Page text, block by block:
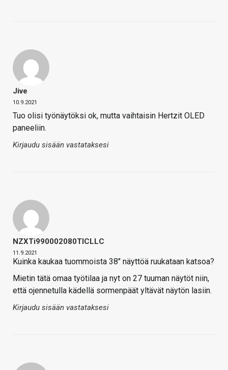
Jive
10.9.2021
Tuo olisi työnäytöksi ok, mutta vaihtaisin Hertzit OLED
paneeliin.
Kirjaudu sisään vastataksesi
NZXTi990002080TICLLC
11.9.2021
Kuinka kaukaa tuommoista 38" näyttöä ruukataan katsoa?
Mietin tätä omaa työtilaa ja nyt on 27 tuuman näytöt niin,
että ojennetulla kädellä sormenpäät yltävät näytön lasiin.
Kirjaudu sisään vastataksesi